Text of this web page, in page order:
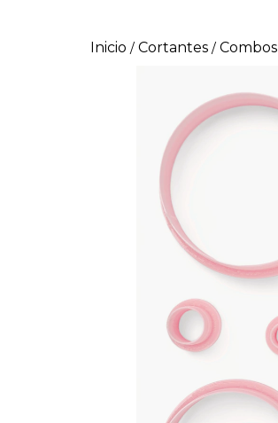
Inicio / Cortantes / Combos